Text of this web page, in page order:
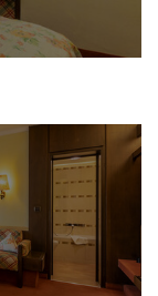
- Jörg &
unsere